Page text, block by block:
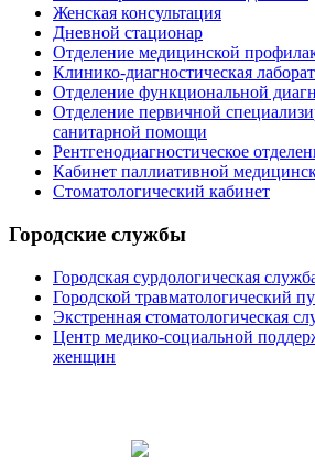
Женская консультация
Дневной стационар
Отделение медицинской
Клинико-диагностическая
Отделение функциональной
Отделение первичной
санитарной помощи
Рентгенодиагностическое
Кабинет паллиативной
Стоматологический кабинет
Городские службы
Городская сурдологическая
Городской травматологический
Экстренная стоматологическая
Центр медико-социальной
женщин